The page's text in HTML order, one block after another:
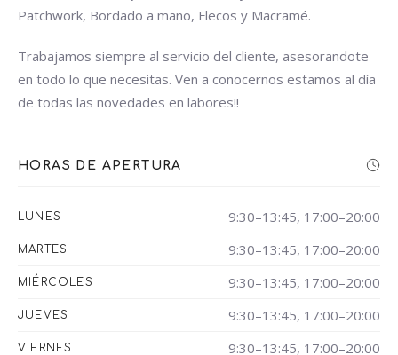
Patchwork, Bordado a mano, Flecos y Macramé.
Trabajamos siempre al servicio del cliente, asesorandote
en todo lo que necesitas. Ven a conocernos estamos al día
de todas las novedades en labores!!
HORAS DE APERTURA
LUNES 9:30–13:45, 17:00–20:00
MARTES 9:30–13:45, 17:00–20:00
MIÉRCOLES 9:30–13:45, 17:00–20:00
JUEVES 9:30–13:45, 17:00–20:00
VIERNES 9:30–13:45, 17:00–20:00